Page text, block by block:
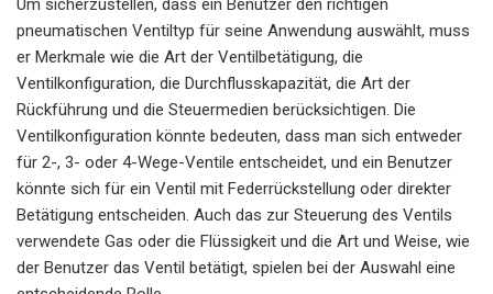
Um sicherzustellen, dass ein Benutzer den richtigen
pneumatischen Ventiltyp für seine Anwendung auswählt, muss
er Merkmale wie die Art der Ventilbetätigung, die
Ventilkonfiguration, die Durchflusskapazität, die Art der
Rückführung und die Steuermedien berücksichtigen. Die
Ventilkonfiguration könnte bedeuten, dass man sich entweder
für 2-, 3- oder 4-Wege-Ventile entscheidet, und ein Benutzer
könnte sich für ein Ventil mit Federrückstellung oder direkter
Betätigung entscheiden. Auch das zur Steuerung des Ventils
verwendete Gas oder die Flüssigkeit und die Art und Weise, wie
der Benutzer das Ventil betätigt, spielen bei der Auswahl eine